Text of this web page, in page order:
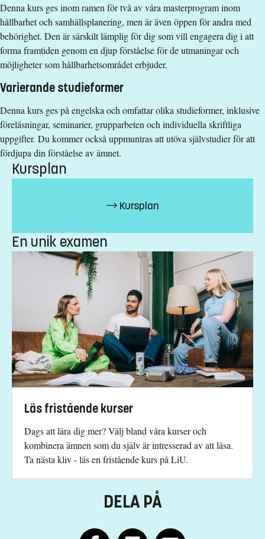
Har du frågor om kursen, kontakta oss.
Maria Jernnäs
maria.jernnas@liu.se
susanne.eriksson@liu.se
+4613282286
Kursplan
Denna kurs ges inom ramen för två av våra masterprogram inom
hållbarhet och samhällsplanering, men är även öppen för andra med
behörighet. Den är särskilt lämplig för dig som vill engagera dig i att
forma framtiden genom en djup förståelse för de utmaningar och
möjligheter som hållbarhetsområdet erbjuder.
Varierande studieformer
Denna kurs ges på engelska och omfattar olika studieformer, inklusive
föreläsningar, seminarier, grupparbeten och individuella skriftliga
uppgifter. Du kommer också uppmuntras att utöva självstudier för att
fördjupa din förståelse av ämnet.
Kursplan
Kursplan
En unik examen
Läs fristående kurser
Dags att lära dig mer? Välj bland våra kurser och
kombinera ämnen som du själv är intresserad av att läsa.
Ta nästa kliv - läs en fristående kurs på LiU.
DELA PÅ